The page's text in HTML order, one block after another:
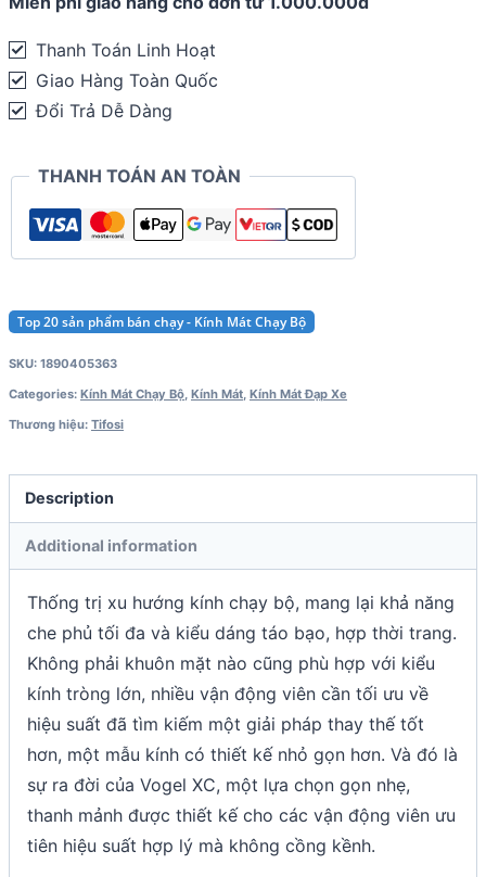
Thanh Toán Linh Hoạt
Giao Hàng Toàn Quốc
Đổi Trả Dễ Dàng
THANH TOÁN AN TOÀN
Top 20 sản phẩm bán chạy - Kính Mát Chạy Bộ
SKU: 1890405363
Categories: Kính Mát Chạy Bộ, Kính Mát, Kính Mát Đạp Xe
Thương hiệu: Tifosi
Description
Additional information
Thống trị xu hướng kính chạy bộ, mang lại khả năng
che phủ tối đa và kiểu dáng táo bạo, hợp thời trang.
Không phải khuôn mặt nào cũng phù hợp với kiểu
kính tròng lớn, nhiều vận động viên cần tối ưu về
hiệu suất đã tìm kiếm một giải pháp thay thế tốt
hơn, một mẫu kính có thiết kế nhỏ gọn hơn. Và đó là
sự ra đời của Vogel XC, một lựa chọn gọn nhẹ,
thanh mảnh được thiết kế cho các vận động viên ưu
tiên hiệu suất hợp lý mà không cồng kềnh.